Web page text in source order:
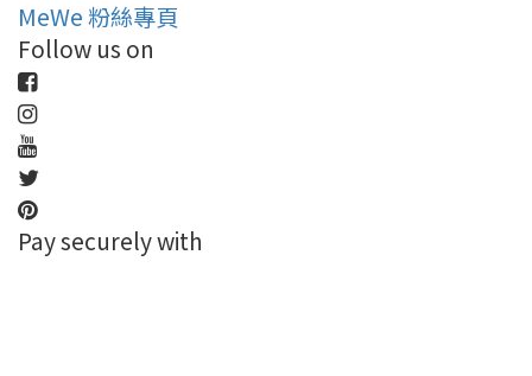
MeWe 粉絲專頁
Follow us on
Pay securely with